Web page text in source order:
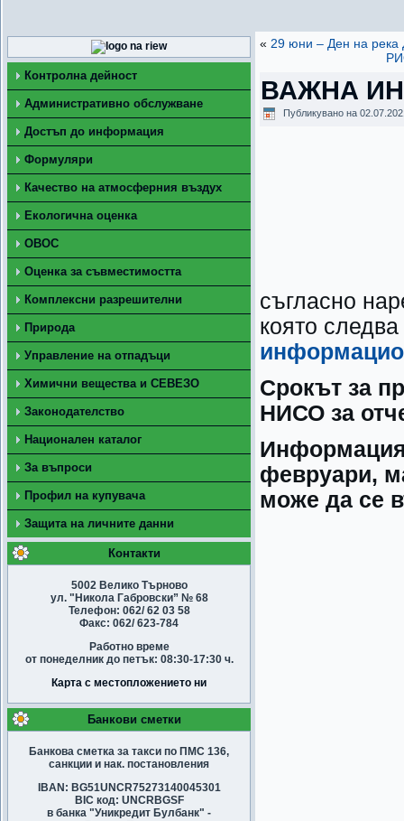
Контролна дейност
Административно обслужване
Достъп до информация
Формуляри
Качество на атмосферния въздух
Екологична оценка
ОВОС
Оценка за съвместимостта
Комплексни разрешителни
Природа
Управление на отпадъци
Химични вещества и СЕВЕЗО
Законодателство
Национален каталог
За въпроси
Профил на купувача
Защита на личните данни
Контакти
5002 Велико Търново
ул. "Никола Габровски” № 68
Телефон: 062/ 62 03 58
Факс: 062/ 623-784
Работно време
от понеделник до петък: 08:30-17:30 ч.
Карта с местопложението ни
Банкови сметки
Банкова сметка за такси по ПМС 136,
санкции и нак. постановления
IBAN: BG51UNCR75273140045301
BIC код: UNCRBGSF
в банка "Уникредит Булбанк" -
« 29 юни – Ден на река
ВАЖНА
Публикувано на
съгласно
която
Срокът за
НИСО за
февруари,
може да се